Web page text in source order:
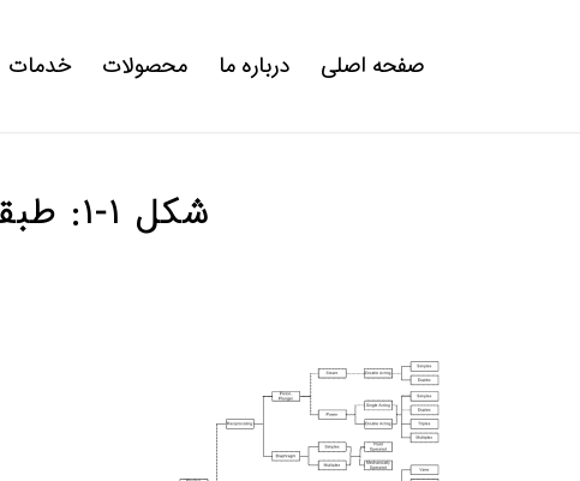
صفحه اصلی درباره ما محصولات خدمات
شکل